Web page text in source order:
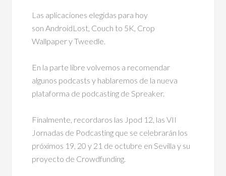
Las aplicaciones elegidas para hoy
son AndroidLost, Couch to 5K, Crop
Wallpaper y Tweedle.
En la parte libre volvemos a recomendar
algunos podcasts y hablaremos de la nueva
plataforma de podcasting de Spreaker.
Finalmente, recordaros las Jpod 12, las VII
Jornadas de Podcasting que se celebrarán los
próximos 19, 20 y 21 de octubre en Sevilla y su
proyecto de Crowdfunding.